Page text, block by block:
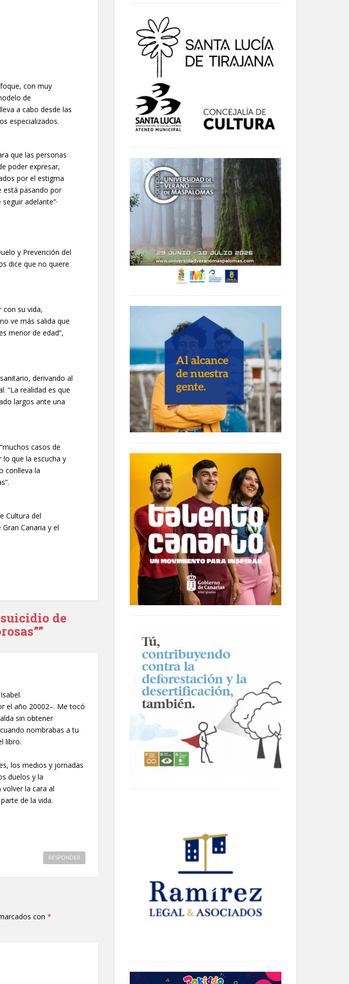
con muy
de
a cabo desde las
especializados.
que las personas
poder expresar,
por el estigma
está pasando por
adelante”·
y Prevención del
dice que no quiere
con su vida,
ve más salida que
menor de edad”,
derivando al
“La realidad es que
largos ante una
casos de
que la escucha y
conlleva la
Cultura del
Canaria y el
suicidio de
el año 20002–. Me tocó
sin obtener
nombrabas a tu
libro.
los medios y jornadas
duelos y la
la cara al
de la vida.
RESPONDER
con *